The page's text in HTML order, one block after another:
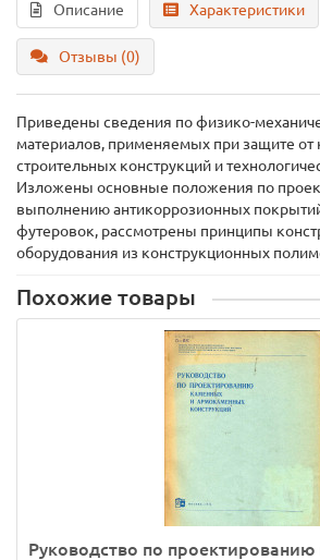
Описание Характеристики
Отзывы (0)
Приведены сведения по физико-
материалов, применяемых при защите от
строительных конструкций и
Изложены основные положения по
выполнению антикоррозионных
футеровок, рассмотрены принципы
оборудования из конструкционных
Похожие товары
Руководство по